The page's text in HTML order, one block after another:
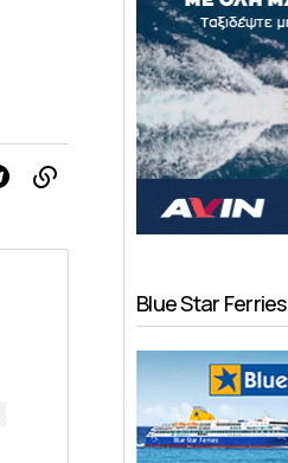
Blue Star Ferries